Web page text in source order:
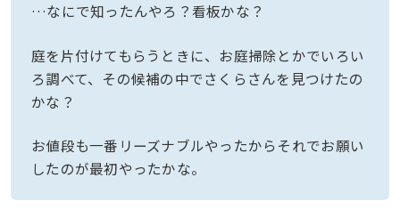
…なにで知ったんやろ？看板かな？
庭を片付けてもらうときに、お庭掃除とかでいろい
ろ調べて、その候補の中でさくらさんを見つけたの
かな？
お値段も一番リーズナブルやったからそれでお願い
したのが最初やったかな。